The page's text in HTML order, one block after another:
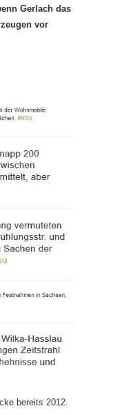
Gerlach das
vor
bereits 2012.